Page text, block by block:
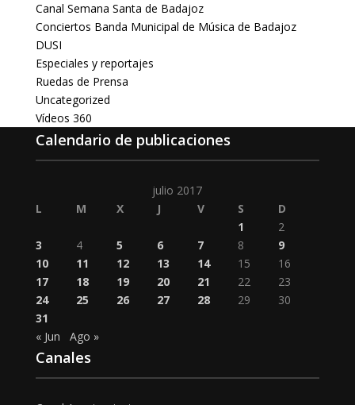
Canal Semana Santa de Badajoz
Conciertos Banda Municipal de Música de Badajoz
DUSI
Especiales y reportajes
Ruedas de Prensa
Uncategorized
Vídeos 360
Calendario de publicaciones
julio 2017
L
M X J V S
D
1
2
3
4 5 6 7 8
9
10
11 12 13 14 15
16
17
18 19 20 21 22
23
24
25 26 27 28 29
30
31
« Jun
Ago »
Canales